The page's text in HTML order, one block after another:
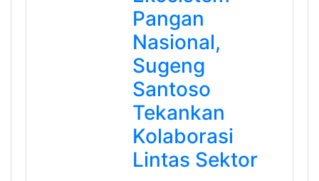
Pangan
Nasional,
Sugeng
Santoso
Tekankan
Kolaborasi
Lintas Sektor